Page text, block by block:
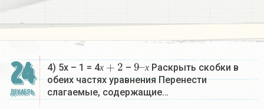
24
ДЕКАБРЬ
4) 5х – 1 = 4х
х+2
– х
9–
х
Раскрыть скобки в
обеих частях уравнения Перенести
слагаемые, содержащие…